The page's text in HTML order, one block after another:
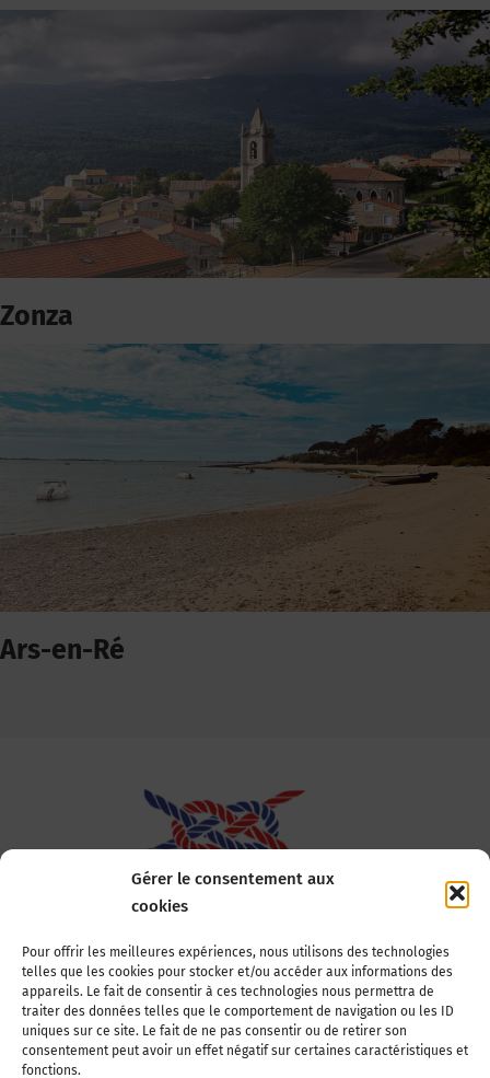
Gérer le consentement aux
cookies
Pour offrir les meilleures expériences, nous utilisons des technologies
telles que les cookies pour stocker et/ou accéder aux informations des
appareils. Le fait de consentir à ces technologies nous permettra de
traiter des données telles que le comportement de navigation ou les ID
uniques sur ce site. Le fait de ne pas consentir ou de retirer son
consentement peut avoir un effet négatif sur certaines caractéristiques et
fonctions.
Zonza
Ars-en-Ré
Association Nationale des Elus des Littoraux
22, boulevard de la Tour-Maubourg
75007 Paris
Tél : 01 44 11 11 70
E-mail : anel-secretariat@anel.asso.fr